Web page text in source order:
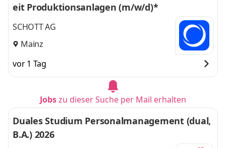
eit Produktionsanlagen (m/w/d)*
SCHOTT AG
Mainz
vor 1 Tag
Jobszu dieser Suche per Mail erhalten
Duales Studium Personalmanagement (dual,
B.A.) 2026